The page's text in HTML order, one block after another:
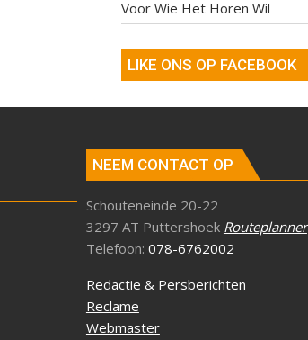
Voor Wie Het Horen Wil
LIKE ONS OP FACEBOOK
NEEM CONTACT OP
Schouteneinde 20-22
3297 AT Puttershoek Routeplanner
Telefoon: 078-6762002
Redactie & Persberichten
Reclame
Webmaster